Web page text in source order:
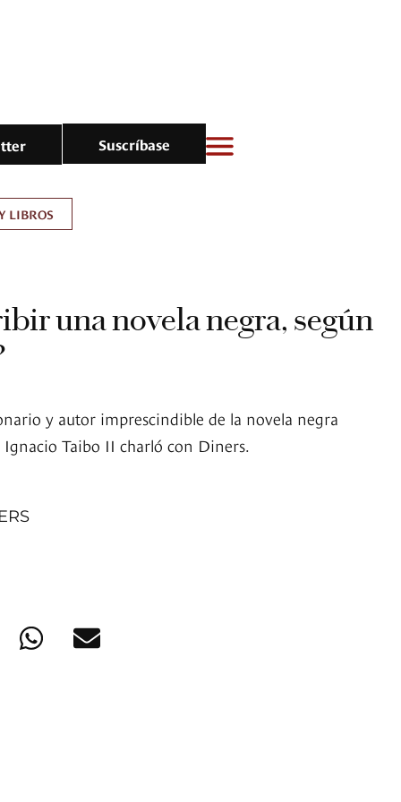
Suscríbase
LIBROS
una novela negra, según
y autor imprescindible de la novela negra
Taibo II charló con Diners.